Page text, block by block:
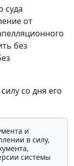
суда
от
без
со дня его
и
в силу,
системы